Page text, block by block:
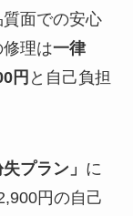
面での安心
理は一律
円 と自己負担
プラン」 に
円の自己